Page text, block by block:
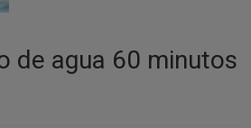
de agua 60 minutos